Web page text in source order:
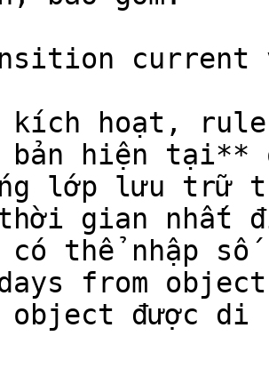
current
bản hiện
lớp lưu trữ
thời gian nhất
from
object được di